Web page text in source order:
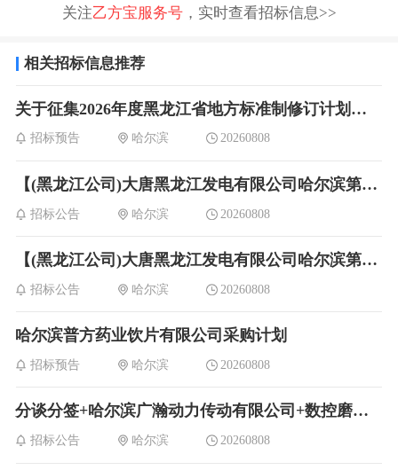
关注乙方宝服务号，实时查看招标信息>>
相关招标信息推荐
关于征集2026年度黑龙江省地方标准制修订计划项目的通知
招标预告 哈尔滨 20260808
【(黑龙江公司)大唐黑龙江发电有限公司哈尔滨第一热电厂1、2号机高低旁联合供热改造后整体调试及评价】计划及文件公示
招标公告 哈尔滨 20260808
【(黑龙江公司)大唐黑龙江发电有限公司哈尔滨第一热电厂2026-2031年制粉系统设备检修维护项目】计划及文件公示
招标公告 哈尔滨 20260808
哈尔滨普方药业饮片有限公司采购计划
招标预告 哈尔滨 20260808
分谈分签+哈尔滨广瀚动力传动有限公司+数控磨齿机维修的询价书
招标公告 哈尔滨 20260808